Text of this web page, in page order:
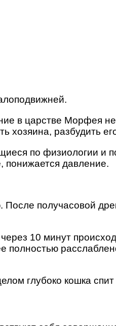
в царстве Морфея
хозяина, разбудить
по физиологии
давление.
получасовой
10 минут
полностью
глубоко кошка